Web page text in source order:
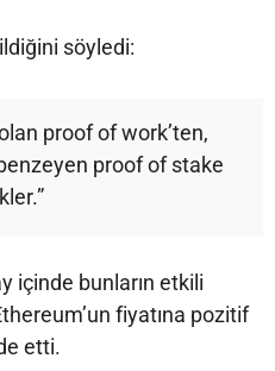
söyledi:
proof of work’ten,
proof of stake
içinde bunların etkili
fiyatına pozitif
etti.